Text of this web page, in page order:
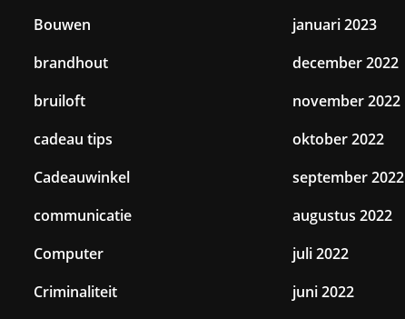
Bouwen
brandhout
bruiloft
cadeau tips
Cadeauwinkel
communicatie
Computer
Criminaliteit
januari 2023
december 2022
november 2022
oktober 2022
september 2022
augustus 2022
juli 2022
juni 2022